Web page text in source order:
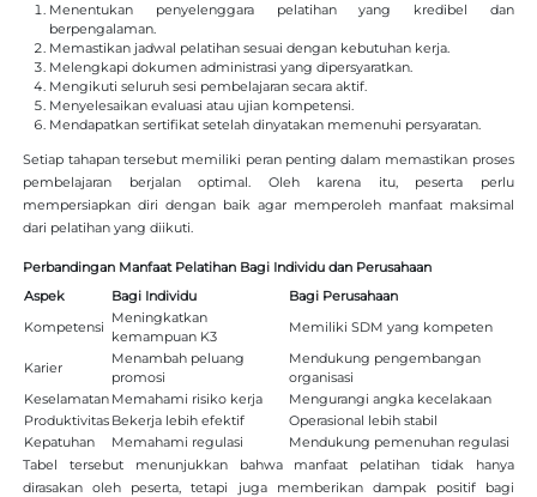
Menentukan penyelenggara pelatihan yang kredibel dan
berpengalaman.
Memastikan jadwal pelatihan sesuai dengan kebutuhan kerja.
Melengkapi dokumen administrasi yang dipersyaratkan.
Mengikuti seluruh sesi pembelajaran secara aktif.
Menyelesaikan evaluasi atau ujian kompetensi.
Mendapatkan sertifikat setelah dinyatakan memenuhi persyaratan.
Setiap tahapan tersebut memiliki peran penting dalam memastikan proses
pembelajaran berjalan optimal. Oleh karena itu, peserta perlu
mempersiapkan diri dengan baik agar memperoleh manfaat maksimal
dari pelatihan yang diikuti.
Perbandingan Manfaat Pelatihan Bagi Individu dan Perusahaan
Aspek
Bagi Individu
Bagi Perusahaan
Kompetensi
Meningkatkan
kemampuan K3
Memiliki SDM yang kompeten
Karier
Menambah peluang
promosi
Mendukung pengembangan
organisasi
Keselamatan Memahami risiko kerja
Mengurangi angka kecelakaan
Produktivitas Bekerja lebih efektif
Operasional lebih stabil
Kepatuhan
Memahami regulasi
Mendukung pemenuhan regulasi
Tabel tersebut menunjukkan bahwa manfaat pelatihan tidak hanya
dirasakan oleh peserta, tetapi juga memberikan dampak positif bagi